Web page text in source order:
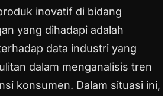
inovatif di bidang
yang dihadapi adalah
data industri yang
dalam menganalisis tren
konsumen. Dalam situasi ini,